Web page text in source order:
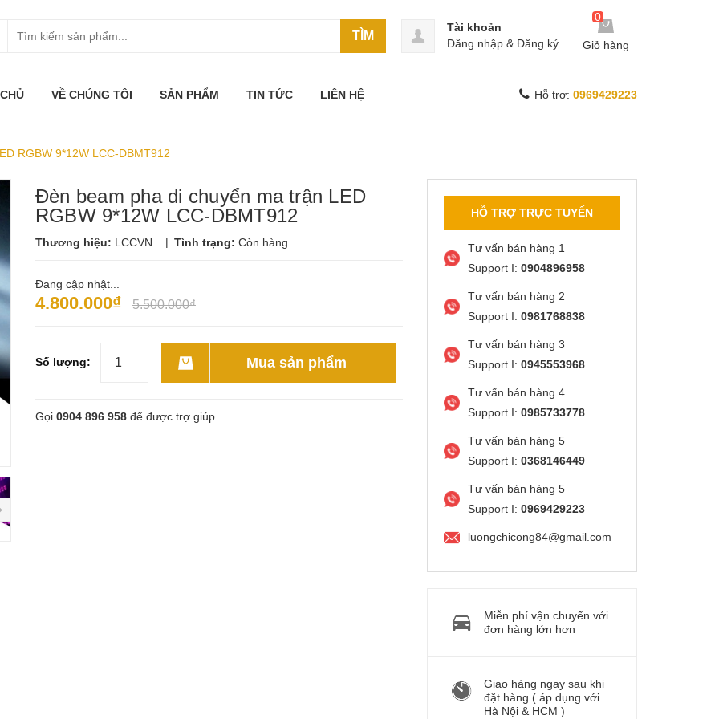
TÌM
0
Giỏ hàng
Tài khoản
Đăng nhập & Đăng ký
VỀ CHÚNG TÔI SẢN PHẨM TIN TỨC LIÊN HỆ Hỗ trợ: 0969429223
RGBW 9*12W LCC-DBMT912
Đèn beam pha di chuyển ma trận LED
RGBW 9*12W LCC-DBMT912
Thương hiệu: LCCVN | Tình trạng: Còn hàng
Đang cập nhật...
4.800.000₫ 5.500.000₫
Số lượng: Mua sản phẩm
Gọi 0904 896 958 để được trợ giúp
HỖ TRỢ TRỰC TUYẾN
Tư vấn bán hàng 1
Support I: 0904896958
Tư vấn bán hàng 2
Support I: 0981768838
Tư vấn bán hàng 3
Support I: 0945553968
Tư vấn bán hàng 4
Support I: 0985733778
Tư vấn bán hàng 5
Support I: 0368146449
Tư vấn bán hàng 5
Support I: 0969429223
luongchicong84@gmail.com
Miễn phí vận chuyển với
đơn hàng lớn hơn
Giao hàng ngay sau khi
đặt hàng ( áp dụng với
Hà Nội & HCM )